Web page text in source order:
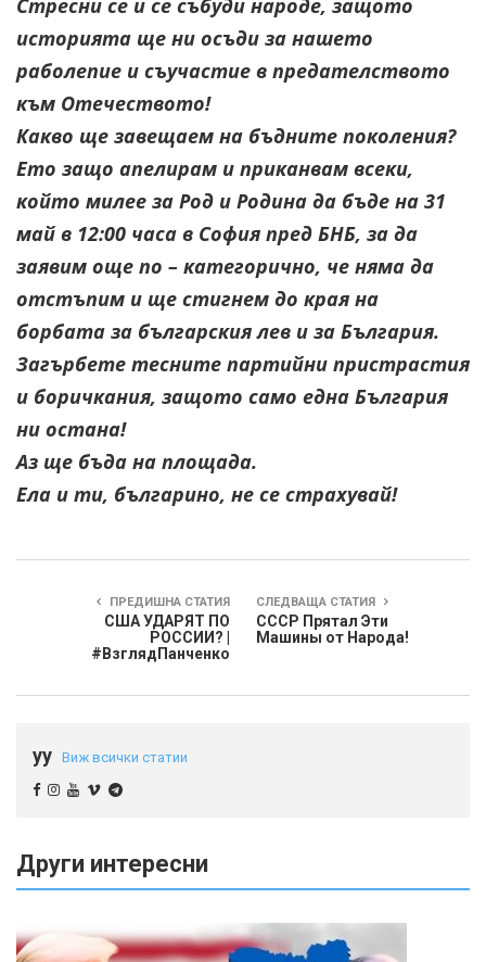
Стресни се и се събуди народе, защото
историята ще ни осъди за нашето
раболепие и съучастие в предателството
към Отечеството!
Какво ще завещаем на бъдните поколения?
Ето защо апелирам и приканвам всеки,
който милее за Род и Родина да бъде на 31
май в 12:00 часа в София пред БНБ, за да
заявим още по – категорично, че няма да
отстъпим и ще стигнем до края на
борбата за българския лев и за България.
Загърбете тесните партийни пристрастия
и боричкания, защото само една България
ни остана!
Аз ще бъда на площада.
Ела и ти, българино, не се страхувай!
ПРЕДИШНА СТАТИЯ
США УДАРЯТ ПО
РОССИИ? |
#ВзглядПанченко
СЛЕДВАЩА СТАТИЯ
СССР Прятал Эти
Машины от Народа!
yy Виж всички статии
Други интересни